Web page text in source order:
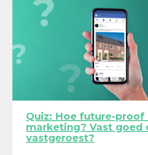
Quiz: Hoe future-proof
marketing? Vast goed
vastgeroest?